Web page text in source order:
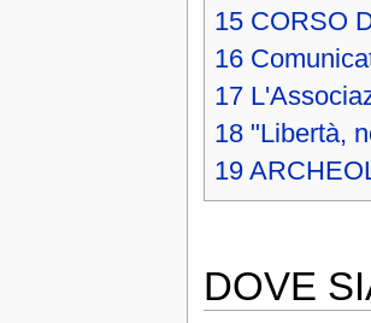
15 CORSO
16
17
18 "Libertà,
19
DOVE